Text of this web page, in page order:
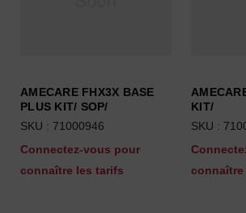
AMECARE FHX3X BASE
PLUS KIT/ SOP/
SKU : 71000946
Connectez-vous pour
connaître les tarifs
KIT/
SKU :